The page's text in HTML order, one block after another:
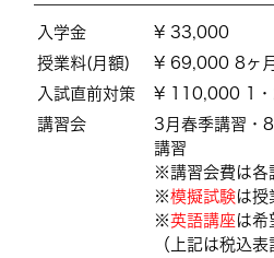
入学金
¥ 33,000
授業料(月額)
¥ 69,000 8ヶ
入試直前対策
¥ 110,000 1・
講習会
3月春季講習・
講習
※講習会費は各
※模擬試験は授
※英語講座 は希
（上記は税込表